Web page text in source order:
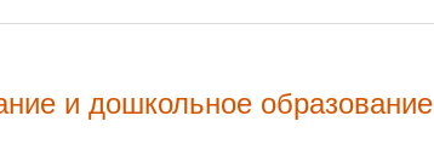
и дошкольное образование